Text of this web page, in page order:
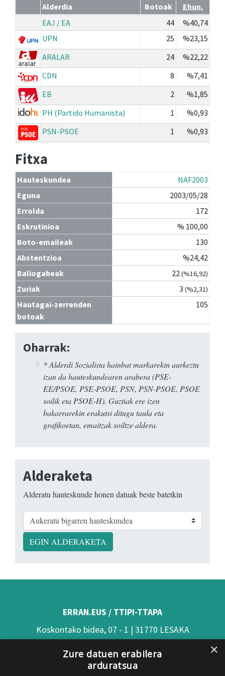
Alderdia Botoak
Ehun.
EAJ / EA
44
%40,74
UPN
25
%23,15
ARALAR
24
%22,22
CDN
8
%7,41
EB
2
%1,85
PH (Partido Humanista)
1
%0,93
PSN-PSOE
1 %0,93
Fitxa
Hauteskundea
NAF2003
Eguna
2003/05/28
Errolda
172
Eskrutinioa
% 100,00
Boto-emaileak
130
Abstentzioa
%24,42
Baliogabeak
22 (%16,92)
Zuriak 3 (%2,31)
Hautagai-zerrenden
botoak
105
Oharrak:
* Alderdi Sozialista hainbat markarekin aurkeztu
izan da hauteskundearen arabera (PSE-
EE/PSOE, PSE-PSOE, PSN, PSN-PSOE, PSOE
soilik eta PSOE-H). Guztiak ere izen
bakarrarekin erakutsi ditugu taula eta
grafikoetan, emaitzak soiltze aldera.
Alderaketa
Alderatu hauteskunde honen datuak beste batetkin
EGIN ALDERAKETA
ERRAN.EUS / TTIPI-TTAPA
Koskontako bidea, 07 - 1 | 31770 LESAKA
Tel: 948 63 54 58
×
Zure datuen erabilera
arduratsua